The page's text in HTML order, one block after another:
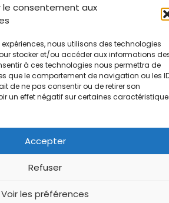
le consentement aux
expériences, nous utilisons des technologies
stocker et/ou accéder aux informations
à ces technologies nous permettra de
que le comportement de navigation ou les
de ne pas consentir ou de retirer son
un effet négatif sur certaines
Accepter
Refuser
Voir les préférences